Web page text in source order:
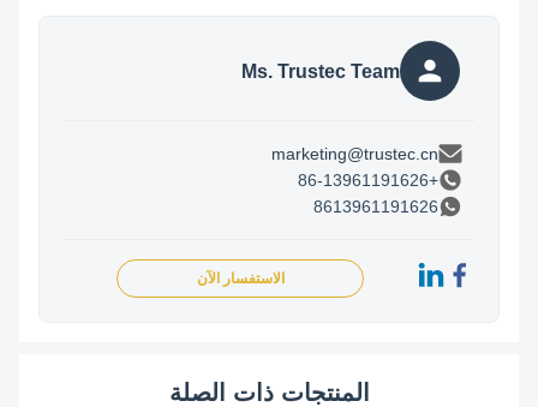
Ms. Trustec Team
marketing@trustec.cn
8613961191626
الاستفسار الآن
المنتجات ذات الصلة